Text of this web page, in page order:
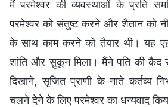
मैं परमेश्वर की व्यवस्थाओं के प्रति
परमेश्वर को संतुष्ट करने और शैतान को
के साथ काम करने को तैयार थी। यह
शांति और सुकून मिला। मैंने पति की कैद
दिखाने, सृजित प्राणी के नाते कर्तव्य
चलने देने के लिए परमेश्वर का धन्यवाद